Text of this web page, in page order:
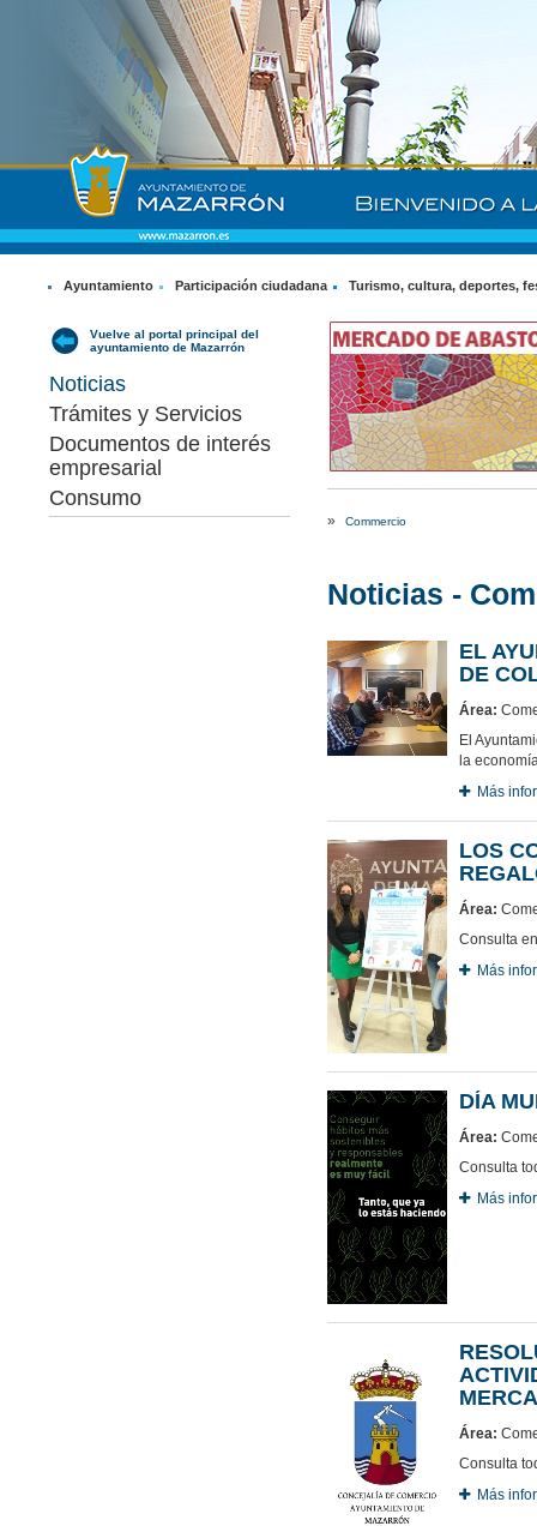
Ayuntamiento Participación ciudadana Turismo, cultura, deportes,
Vuelve al portal principal del
ayuntamiento de Mazarrón
Noticias
Trámites y Servicios
Documentos de interés
empresarial
Consumo
» Commercio
Noticias -
EL
DE
Área:
El
la
Más
LOS
Área:
Consulta
Más
DÍA
Área:
Consulta
Más
Área:
Consulta
Más